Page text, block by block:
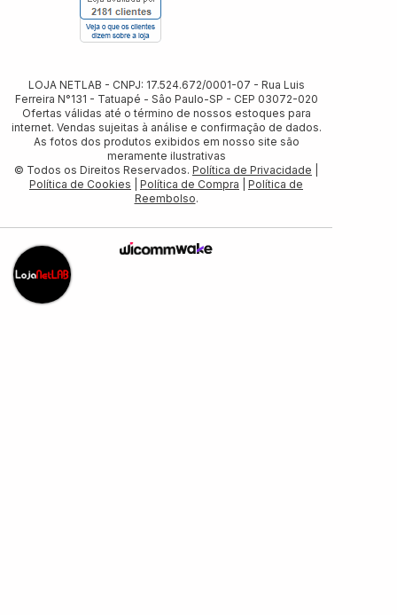
LOJA NETLAB - CNPJ: 17.524.672/0001-07 - Rua Luis
Ferreira N°131 - Tatuapé - Sâo Paulo-SP - CEP 03072-020
Ofertas válidas até o término de nossos estoques para
internet. Vendas sujeitas à análise e confirmação de dados.
As fotos dos produtos exibidos em nosso site são
meramente ilustrativas
© Todos os Direitos Reservados. Política de Privacidade
Política de Cookies
Política de Compra
Política de
Reembolso.